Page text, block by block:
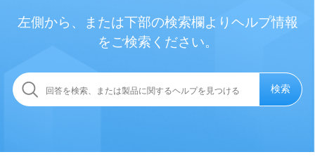
左側から、または下部の検索欄よりヘルプ情報
をご検索ください。
検索